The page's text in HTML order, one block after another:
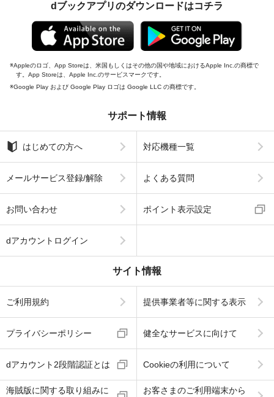
dブックアプリのダウンロードはコチラ
Appleのロゴ、App Storeは、米国もしくはその他の国や地域におけるApple Inc.の商標で
す。App Storeは、Apple Inc.のサービスマークです。
Google Play および Google Play ロゴは Google LLC の商標です。
サポート情報
はじめての方へ 対応機種一覧
メールサービス登録/解除 よくある質問
お問い合わせ ポイント表示設定
dアカウントログイン
サイト情報
ご利用規約 提供事業者等に関する表示
プライバシーポリシー 健全なサービスに向けて
dアカウント2段階認証とは Cookieの利用について
海賊版に関する取り組みに
お客さまのご利用端末から